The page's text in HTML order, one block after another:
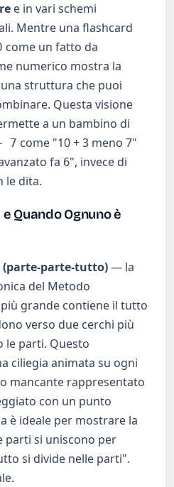
e in vari schemi
Mentre una flashcard
come un fatto da
numerico mostra la
struttura che puoi
Questa visione
a un bambino di
7 come "10 + 3 meno 7"
fa 6", invece di
le dita.
Quando Ognuno è
(parte-parte-tutto)— la
del Metodo
grande contiene il tutto
verso due cerchi più
le parti. Questo
ciliegia animata su ogni
mancante rappresentato
con un punto
è ideale per mostrare la
parti si uniscono per
si divide nelle parti".